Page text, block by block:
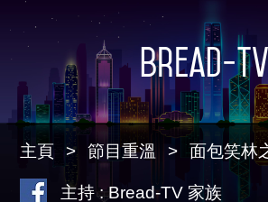
Bread-
主頁 節目重溫 面包笑林
主持 : Bread-TV 家族